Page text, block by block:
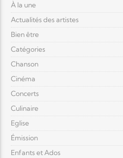
À la une
Actualités des artistes
Bien être
Catégories
Chanson
Cinéma
Concerts
Culinaire
Eglise
Émission
Enfants et Ados